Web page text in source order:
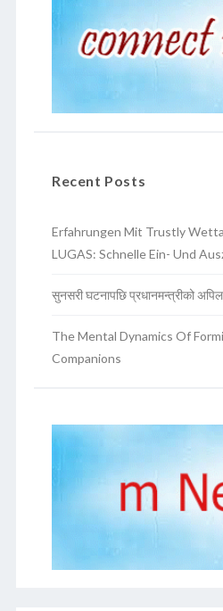
Recent Posts
Erfahrungen Mit Trustly
LUGAS: Schnelle Ein- Und
सुनसरी घटनापछि प्रधानमन्त्रीको
The Mental Dynamics Of
Companions